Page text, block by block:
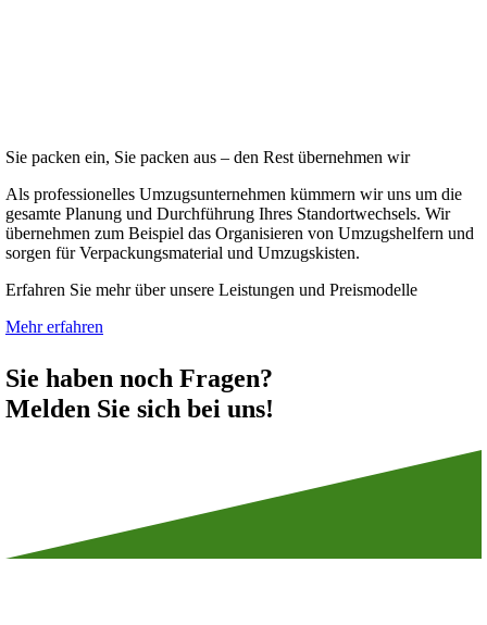
Sie packen ein, Sie packen aus – den Rest übernehmen wir
Als professionelles Umzugsunternehmen kümmern wir uns um die
gesamte Planung und Durchführung Ihres Standortwechsels. Wir
übernehmen zum Beispiel das Organisieren von Umzugshelfern und
sorgen für Verpackungsmaterial und Umzugskisten.
Erfahren Sie mehr über unsere Leistungen und Preismodelle
Mehr erfahren
Sie haben noch Fragen?
Melden Sie sich bei uns!